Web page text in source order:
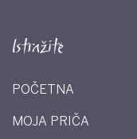
Istražite
POČETNA
MOJA PRIČA